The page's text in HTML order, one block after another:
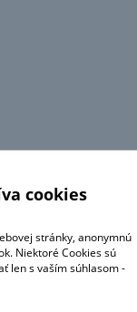
cookies
stránky, anonymnú
Niektoré Cookies sú
len s vaším súhlasom -